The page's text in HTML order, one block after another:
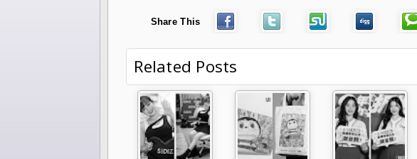
Share This
Related Posts